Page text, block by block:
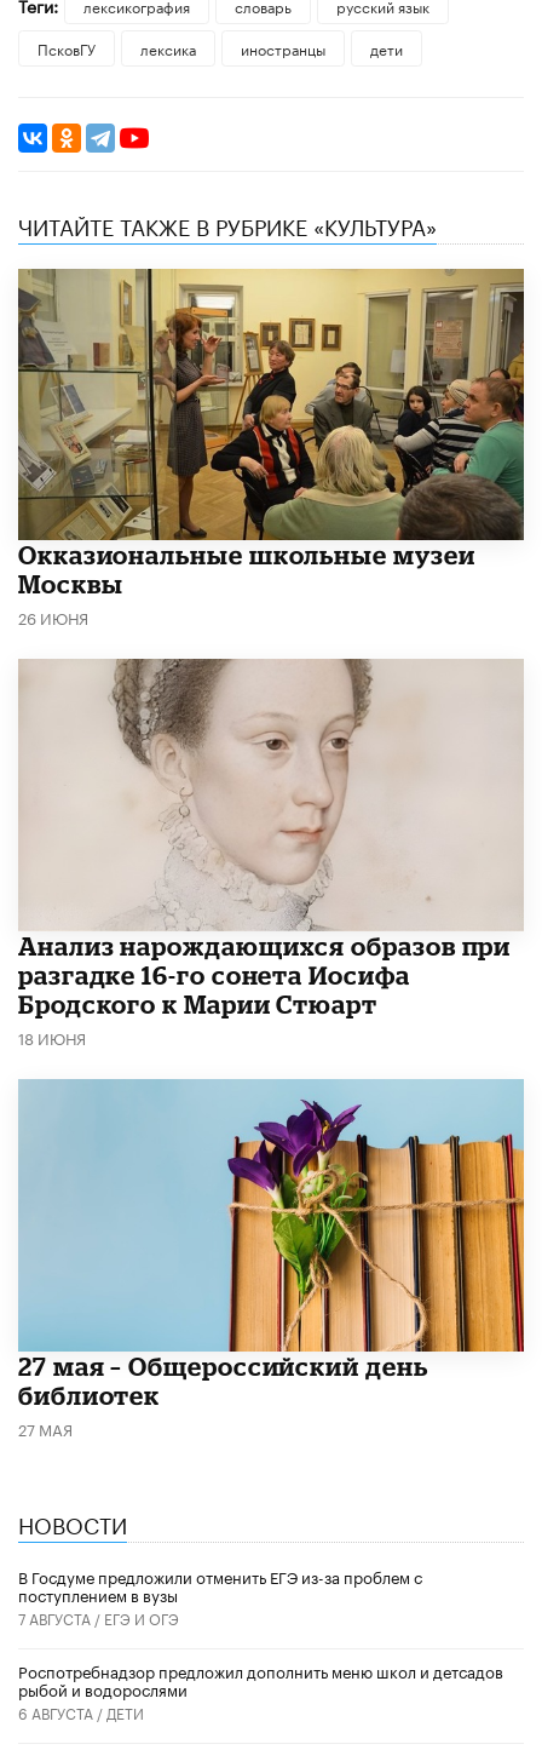
лексикография словарь
русский язык
ПсковГУ
лексика иностранцы дети
ЧИТАЙТЕ ТАКЖЕ В РУБРИКЕ «КУЛЬТУРА»
​Окказиональные школьные музеи
Москвы
26 ИЮНЯ
Анализ нарождающихся образов при
разгадке 16-го сонета Иосифа
Бродского к Марии Стюарт
18 ИЮНЯ
​27 мая – Общероссийский день
библиотек
27 МАЯ
НОВОСТИ
В Госдуме предложили отменить ЕГЭ из-за проблем с
поступлением в вузы
7 АВГУСТА / ЕГЭ И ОГЭ
Роспотребнадзор предложил дополнить меню школ и детсадов
рыбой и водорослями
6 АВГУСТА / ДЕТИ